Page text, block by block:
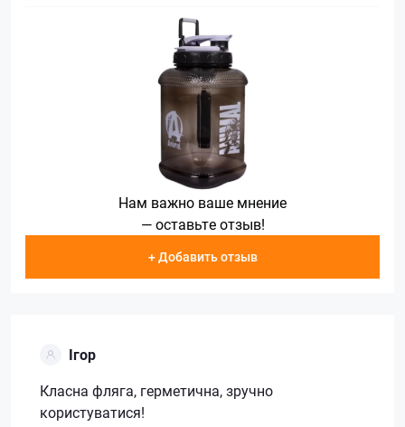
Нам важно ваше мнение
— оставьте отзыв!
+ Добавить отзыв
Ігор
Класна фляга, герметична, зручно
користуватися!